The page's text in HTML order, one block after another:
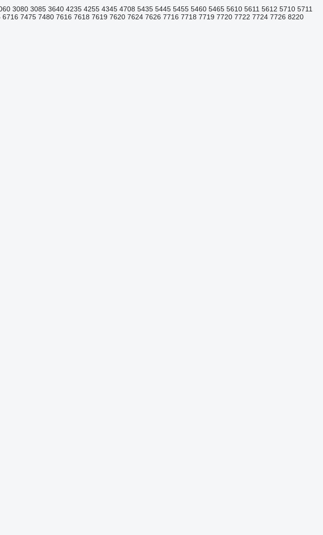
3080 3085 3640 4235 4255 4345 4708 5435 5445 5455 5460 5465 5610 5611 5612 5710 5711
6716 7475 7480 7616 7618 7619 7620 7624 7626 7716 7718 7719 7720 7722 7724 7726 8220